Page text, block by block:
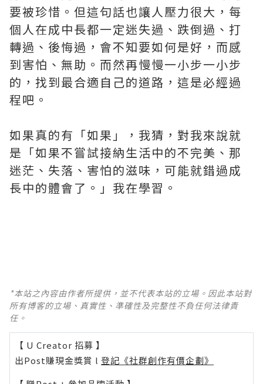
要被珍惜。但這句話也讓人壓力很大，每
個人在成中長都一定迷失過、跌倒過、打
轉過、後悔過，會不知要如何是好，而感
到害怕、無助。而然再慢慢一小步一小步
的，找到最合適自己的道路，這是必經過
程吧。
如果真的有「如果」，我猜，對我來說就
是「如果不嘗試接納生活中的不完美、那
迷茫、失落、害怕的滋味，可能就錯過成
長中的體會了。」我在學習。
*本站之內容由作者所提供，並不代表本站的立場。因此本站對
所有博客的立場、真實性、準確性及完整性不負任何法律責
任。
【 U Creator 招募 】
出Post賺現金獎賞 l 登記《社群創作有價企劃》